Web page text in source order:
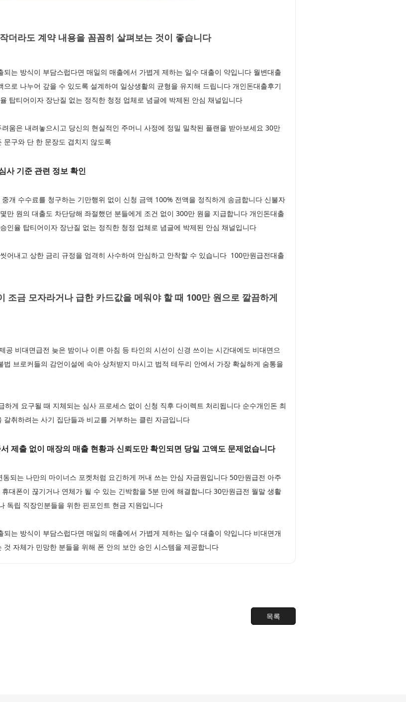
더라도 계약 내용을 꼼꼼히 살펴보는 것이 좋습니다
는 방식이 부담스럽다면 매일의 매출에서 가볍게 제하는 일수 대출이 약입니다 월변대출
로 나누어 갚을 수 있도록 설계하여 일상생활의 균형을 유지해 드립니다 개인돈대출후기
탑티어이자 장난질 없는 정직한 청정 업체로 념글에 박제된 안심 채널입니다
움은 내려놓으시고 당신의 현실적인 주머니 사정에 정밀 밀착된 플랜을 받아보세요 30만
구와 단 한 문장도 겹치지 않도록
사 기준 관련 정보 확인
개 수수료를 청구하는 기만행위 없이 신청 금액 100% 전액을 정직하게 송금합니다 신불자
만 원의 대출도 차단당해 좌절했던 분들에게 조건 없이 300만 원을 지급합니다 개인돈대출
인율 탑티어이자 장난질 없는 정직한 청정 업체로 념글에 박제된 안심 채널입니다
어내고 상한 금리 규정을 엄격히 사수하여 안심하고 안착할 수 있습니다 100만원급전대출
조금 모자라거나 급한 카드값을 메워야 할 때 100만 원으로 깔끔하게
공 비대면급전 늦은 밤이나 이른 아침 등 타인의 시선이 신경 쓰이는 시간대에도 비대면으
브로커들의 감언이설에 속아 상처받지 마시고 법적 테두리 안에서 가장 확실하게 숨통을
게 요구될 때 지체되는 심사 프로세스 없이 신청 직후 다이렉트 처리됩니다 순수개인돈 최
취하려는 사기 집단들과 비교를 거부하는 클린 자금입니다
제출 없이 매장의 매출 현황과 신뢰도만 확인되면 당일 고액도 문제없습니다
되는 나만의 마이너스 포켓처럼 요긴하게 꺼내 쓰는 안심 자금원입니다 50만원급전 아주
대폰이 끊기거나 연체가 될 수 있는 긴박함을 5분 만에 해결합니다 30만원급전 월말 생활
독립 직장인분들을 위한 핀포인트 현금 지원입니다
는 방식이 부담스럽다면 매일의 매출에서 가볍게 제하는 일수 대출이 약입니다 비대면개
자체가 민망한 분들을 위해 폰 안의 보안 승인 시스템을 제공합니다
목록